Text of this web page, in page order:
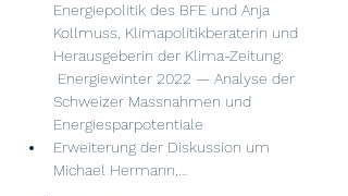
Energiepolitik des BFE und Anja
Kollmuss , Klimapolitikberaterin und
Herausgeberin der Klima-Zeitung:
Energiewinter 2022 — Analyse der
Schweizer Massnahmen und
Energiesparpotentiale
Erweiterung der Diskussion um
Michael Hermann